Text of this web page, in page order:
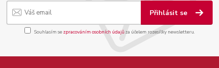
Přihlásit se
Souhlasím se zpracováním osobních údajůza účelem rozesílky newsletteru.